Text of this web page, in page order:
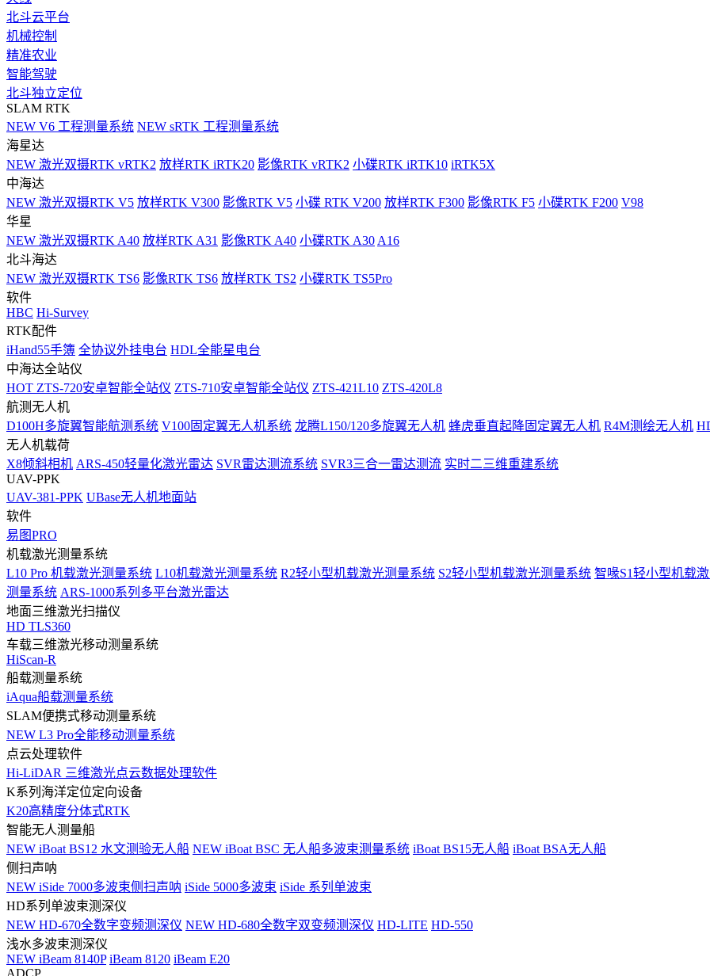
北斗云平台
机械控制
精准农业
智能驾驶
北斗独立定位
SLAM RTK
NEW V6 工程测量系统 NEW sRTK 工程测量系统
海星达
NEW 激光双摄RTK vRTK2 放样RTK iRTK20 影像RTK vRTK2 小碟RTK iRTK10 iRTK5X
中海达
NEW 激光双摄RTK V5 放样RTK V300 影像RTK V5 小碟 RTK V200 放样RTK F300 影像RTK F5 小碟RTK F200 V98
华星
NEW 激光双摄RTK A40 放样RTK A31 影像RTK A40 小碟RTK A30 A16
北斗海达
NEW 激光双摄RTK TS6 影像RTK TS6 放样RTK TS2 小碟RTK TS5Pro
软件
HBC Hi-Survey
RTK配件
iHand55手簿 全协议外挂电台 HDL全能星电台
中海达全站仪
HOT ZTS-720安卓智能全站仪 ZTS-710安卓智能全站仪 ZTS-421L10 ZTS-420L8
航测无人机
D100H多旋翼智能航测系统 V100固定翼无人机系统 龙腾L150/120多旋翼无人机 蜂虎垂直起降固定翼无人机 R4M测绘无人机
无人机载荷
X8倾斜相机 ARS-450轻量化激光雷达 SVR雷达测流系统 SVR3三合一雷达测流 实时二三维重建系统
UAV-PPK
UAV-381-PPK UBase无人机地面站
软件
易图PRO
机载激光测量系统
L10 Pro 机载激光测量系统 L10机载激光测量系统 R2轻小型机载激光测量系统 S2轻小型机载激光测量系统 智喙S1轻小型机载
测量系统 ARS-1000系列多平台激光雷达
地面三维激光扫描仪
HD TLS360
车载三维激光移动测量系统
HiScan-R
船载测量系统
iAqua船载测量系统
SLAM便携式移动测量系统
NEW L3 Pro全能移动测量系统
点云处理软件
Hi-LiDAR 三维激光点云数据处理软件
K系列海洋定位定向设备
K20高精度分体式RTK
智能无人测量船
NEW iBoat BS12 水文测验无人船 NEW iBoat BSC 无人船多波束测量系统 iBoat BS15无人船 iBoat BSA无人船
侧扫声呐
NEW iSide 7000多波束侧扫声呐 iSide 5000多波束 iSide 系列单波束
HD系列单波束测深仪
NEW HD-670全数字变频测深仪 NEW HD-680全数字双变频测深仪 HD-LITE HD-550
浅水多波束测深仪
NEW iBeam 8140P iBeam 8120 iBeam E20
ADCP